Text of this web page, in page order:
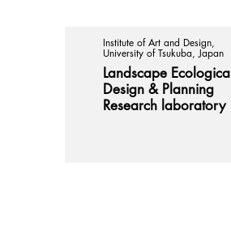
Institute of Art and Design,
University of Tsukuba, Japan
Landscape Ecological
Design & Planning
Research laboratory